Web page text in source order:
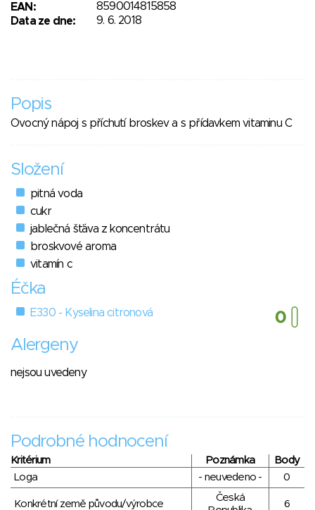
EAN:
8590014815858
Data ze dne:
9. 6. 2018
Popis
Ovocný nápoj s příchutí broskev a s přídavkem vitaminu C
Složení
pitná voda
cukr
jablečná šťáva z koncentrátu
broskvové aroma
vitamín c
Éčka
E330 - Kyselina citronová
Alergeny
nejsou uvedeny
Podrobné hodnocení
Kritérium Poznámka
Body
Loga
- neuvedeno - 0
Konkrétní země původu/výrobce
Česká
6